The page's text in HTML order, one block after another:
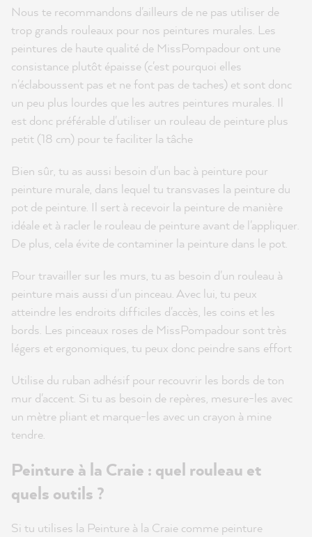
Nous te recommandons d'ailleurs de ne pas utiliser de
trop grands rouleaux pour nos peintures murales. Les
peintures de haute qualité de MissPompadour ont une
consistance plutôt épaisse (c'est pourquoi elles
n'éclaboussent pas et ne font pas de taches) et sont donc
un peu plus lourdes que les autres peintures murales. Il
est donc préférable d'utiliser un rouleau de peinture plus
petit (18 cm) pour te faciliter la tâche
Bien sûr, tu as aussi besoin d'un bac à peinture pour
peinture murale, dans lequel tu transvases la peinture du
pot de peinture. Il sert à recevoir la peinture de manière
idéale et à racler le rouleau de peinture avant de l'appliquer.
De plus, cela évite de contaminer la peinture dans le pot.
Pour travailler sur les murs, tu as besoin d'un rouleau à
peinture mais aussi d'un pinceau. Avec lui, tu peux
atteindre les endroits difficiles d'accès, les coins et les
bords. Les pinceaux roses de MissPompadour sont très
légers et ergonomiques, tu peux donc peindre sans effort
Utilise du ruban adhésif pour recouvrir les bords de ton
mur d'accent. Si tu as besoin de repères, mesure-les avec
un mètre pliant et marque-les avec un crayon à mine
tendre.
Peinture à la Craie : quel rouleau et
quels outils ?
Si tu utilises la Peinture à la Craie comme peinture